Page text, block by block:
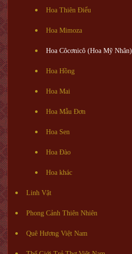
Hoa Thiên Điểu
Hoa Mimoza
Hoa Côcơnicô (Hoa Mỹ Nhân)
Hoa Hồng
Hoa Mai
Hoa Mẫu Đơn
Hoa Sen
Hoa Đào
Hoa khác
Linh Vật
Phong Cảnh Thiên Nhiên
Quê Hương Việt Nam